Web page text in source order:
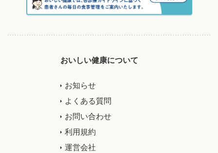
おいしい健康について
お知らせ
よくある質問
お問い合わせ
利用規約
運営会社